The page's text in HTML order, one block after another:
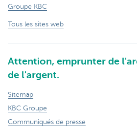
Groupe KBC
Tous les sites web
Attention, emprunter de
de l'argent.
Sitemap
KBC Groupe
Communiqués de presse